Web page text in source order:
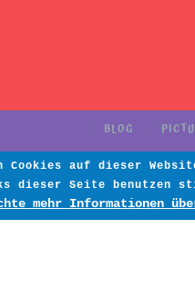
BLOG
Cookies auf dieser
dieser Seite benutzen
mehr Informationen